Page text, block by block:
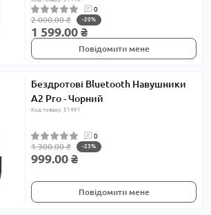
0
2 000.00 ₴ -20%
1 599.00 ₴
Повідомити мене
Бездротові Bluetooth Навушники
A2 Pro - Чорний
Код товару: 51491
0
1 300.00 ₴ -23%
999.00 ₴
Повідомити мене